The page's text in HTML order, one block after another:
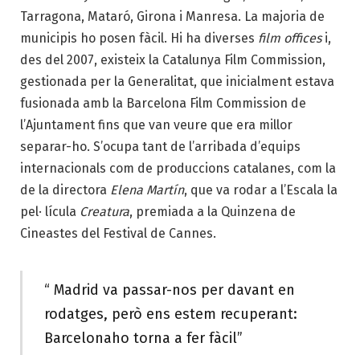
Tarragona, Mataró, Girona i Manresa. La majoria de
municipis ho posen fàcil. Hi ha diverses film officesi,
des del 2007, existeix la Catalunya Film Commission,
gestionada per la Generalitat, que inicialment estava
fusionada amb la Barcelona Film Commission de
l’Ajuntament fins que van veure que era millor
separar-ho. S’ocupa tant de l’arribada d’equips
internacionals com de produccions catalanes, com la
de la directora Elena Martín, que va rodar a l’Escala la
pel· lícula Creatura, premiada a la Quinzena de
Cineastes del Festival de Cannes.
“ Madrid va passar-nos per davant en
rodatges, però ens estem recuperant:
Barcelonaho torna a fer fàcil”